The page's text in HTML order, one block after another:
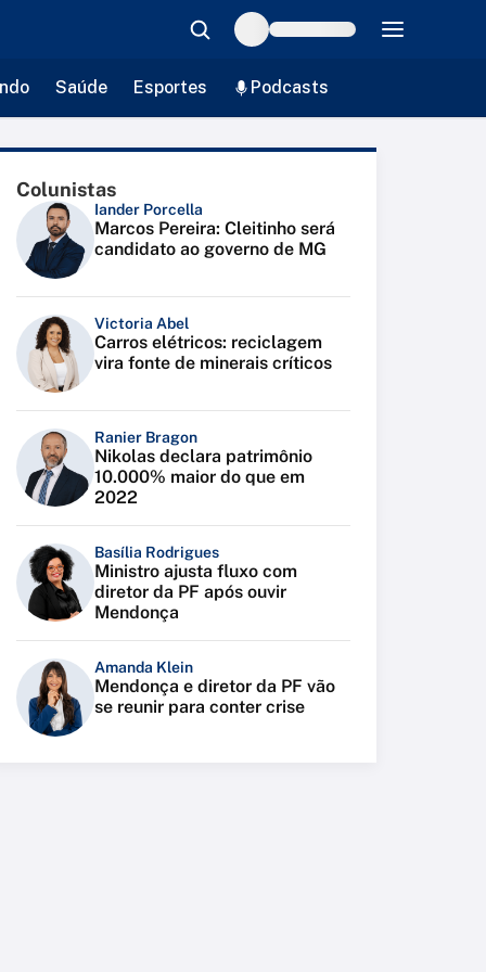
Saúde Esportes Podcasts
Colunistas
Iander Porcella
Marcos Pereira: Cleitinho será
candidato ao governo de MG
Victoria Abel
Carros elétricos: reciclagem
vira fonte de minerais críticos
Ranier Bragon
Nikolas declara patrimônio
10.000% maior do que em
2022
Basília Rodrigues
Ministro ajusta fluxo com
diretor da PF após ouvir
Mendonça
Amanda Klein
Mendonça e diretor da PF vão
se reunir para conter crise